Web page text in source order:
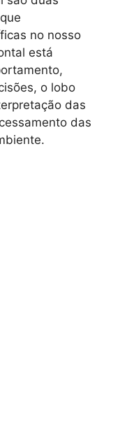
no nosso
está
o lobo
das
das